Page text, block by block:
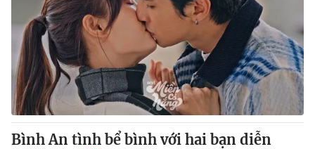
Bình An tình bể bình với hai bạn diễn